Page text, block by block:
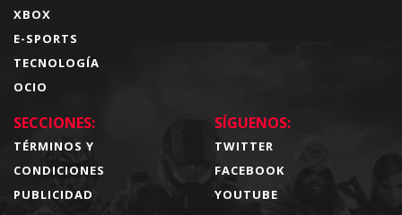
XBOX
E-SPORTS
TECNOLOGÍA
OCIO
SECCIONES:
TÉRMINOS Y
CONDICIONES
PUBLICIDAD
SÍGUENOS:
TWITTER
FACEBOOK
YOUTUBE